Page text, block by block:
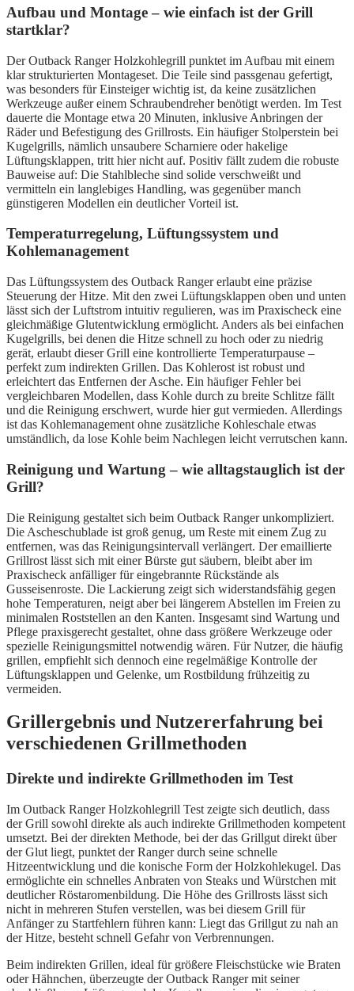
Aufbau und Montage – wie einfach ist der Grill
startklar?
Der Outback Ranger Holzkohlegrill punktet im Aufbau mit einem
klar strukturierten Montageset. Die Teile sind passgenau gefertigt,
was besonders für Einsteiger wichtig ist, da keine zusätzlichen
Werkzeuge außer einem Schraubendreher benötigt werden. Im Test
dauerte die Montage etwa 20 Minuten, inklusive Anbringen der
Räder und Befestigung des Grillrosts. Ein häufiger Stolperstein bei
Kugelgrills, nämlich unsaubere Scharniere oder hakelige
Lüftungsklappen, tritt hier nicht auf. Positiv fällt zudem die robuste
Bauweise auf: Die Stahlbleche sind solide verschweißt und
vermitteln ein langlebiges Handling, was gegenüber manch
günstigeren Modellen ein deutlicher Vorteil ist.
Temperaturregelung, Lüftungssystem und
Kohlemanagement
Das Lüftungssystem des Outback Ranger erlaubt eine präzise
Steuerung der Hitze. Mit den zwei Lüftungsklappen oben und unten
lässt sich der Luftstrom intuitiv regulieren, was im Praxischeck eine
gleichmäßige Glutentwicklung ermöglicht. Anders als bei einfachen
Kugelgrills, bei denen die Hitze schnell zu hoch oder zu niedrig
gerät, erlaubt dieser Grill eine kontrollierte Temperaturpause –
perfekt zum indirekten Grillen. Das Kohlerost ist robust und
erleichtert das Entfernen der Asche. Ein häufiger Fehler bei
vergleichbaren Modellen, dass Kohle durch zu breite Schlitze fällt
und die Reinigung erschwert, wurde hier gut vermieden. Allerdings
ist das Kohlemanagement ohne zusätzliche Kohleschale etwas
umständlich, da lose Kohle beim Nachlegen leicht verrutschen kann.
Reinigung und Wartung – wie alltagstauglich ist der
Grill?
Die Reinigung gestaltet sich beim Outback Ranger unkompliziert.
Die Ascheschublade ist groß genug, um Reste mit einem Zug zu
entfernen, was das Reinigungsintervall verlängert. Der emaillierte
Grillrost lässt sich mit einer Bürste gut säubern, bleibt aber im
Praxischeck anfälliger für eingebrannte Rückstände als
Gusseisenroste. Die Lackierung zeigt sich widerstandsfähig gegen
hohe Temperaturen, neigt aber bei längerem Abstellen im Freien zu
minimalen Roststellen an den Kanten. Insgesamt sind Wartung und
Pflege praxisgerecht gestaltet, ohne dass größere Werkzeuge oder
spezielle Reinigungsmittel notwendig wären. Für Nutzer, die häufig
grillen, empfiehlt sich dennoch eine regelmäßige Kontrolle der
Lüftungsklappen und Gelenke, um Rostbildung frühzeitig zu
vermeiden.
Grillergebnis und Nutzererfahrung bei
verschiedenen Grillmethoden
Direkte und indirekte Grillmethoden im Test
Im Outback Ranger Holzkohlegrill Test zeigte sich deutlich, dass
der Grill sowohl direkte als auch indirekte Grillmethoden kompetent
umsetzt. Bei der direkten Methode, bei der das Grillgut direkt über
der Glut liegt, punktet der Ranger durch seine schnelle
Hitzeentwicklung und die konische Form der Holzkohlekugel. Das
ermöglichte ein schnelles Anbraten von Steaks und Würstchen mit
deutlicher Röstaromenbildung. Die Höhe des Grillrosts lässt sich
nicht in mehreren Stufen verstellen, was bei diesem Grill für
Anfänger zu Startfehlern führen kann: Liegt das Grillgut zu nah an
der Hitze, besteht schnell Gefahr von Verbrennungen.
Beim indirekten Grillen, ideal für größere Fleischstücke wie Braten
oder Hähnchen, überzeugte der Outback Ranger mit seiner